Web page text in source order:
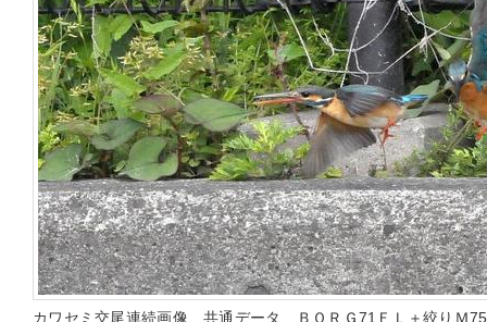
カワセミ交尾連続画像 共通データ ＢＯＲＧ71ＦＬ＋絞りＭ